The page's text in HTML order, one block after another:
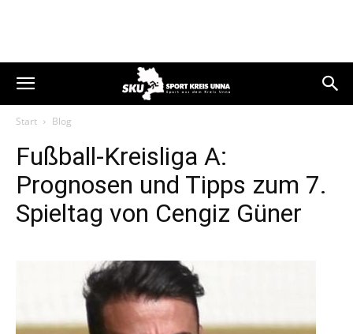
Start Blog
Fußball-Kreisliga A:
Prognosen und Tipps zum 7.
Spieltag von Cengiz Güner